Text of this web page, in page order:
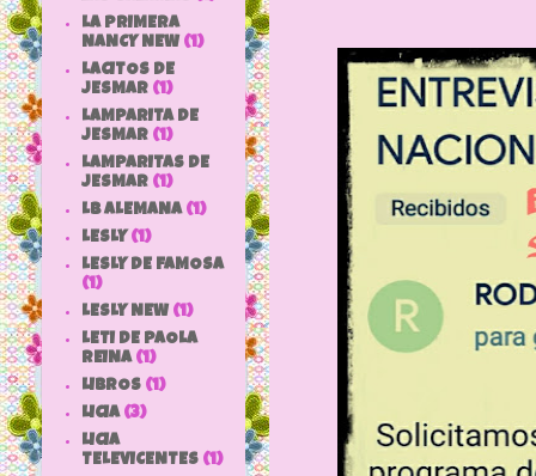
LA PRIMERA
NANCY NEW (1)
LACITOS DE
JESMAR (1)
LAMPARITA DE
JESMAR (1)
LAMPARITAS DE
JESMAR (1)
LB ALEMANA (1)
LESLY (1)
LESLY DE FAMOSA
(1)
LESLY NEW (1)
LETI DE PAOLA
REINA (1)
LIBROS (1)
LICIA (3)
LICIA
TELEVICENTES (1)